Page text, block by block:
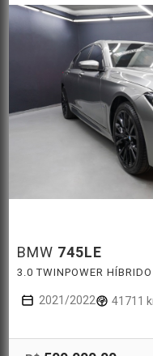
BMW 745LE
3.0 TWINPOWER
2021/2022 41711